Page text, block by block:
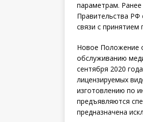
параметрам.
Правительства РФ
связи с
Новое Положение
обслуживанию
сентября 2020
лицензируемых
изготовлению по
предъявляются
предназначена